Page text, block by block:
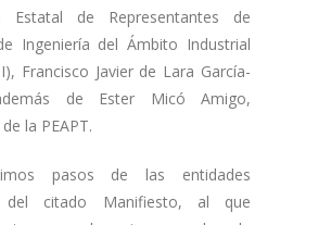
Estatal de Representantes de
Ingeniería del Ámbito Industrial
Francisco Javier de Lara García-
de Ester Micó Amigo,
la PEAPT.
pasos de las entidades
del citado Manifiesto, al que